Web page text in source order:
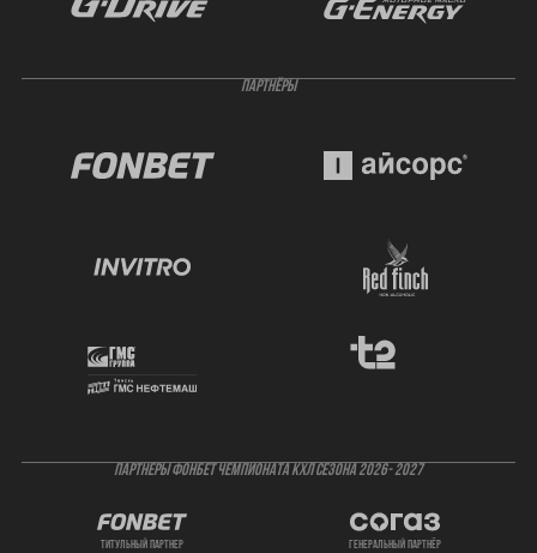
ПАРТНЁРЫ
ПАРТНЕРЫ ФОНБЕТ ЧЕМПИОНАТА КХЛ СЕЗОНА 2026- 2027
титульный партнер генеральный партнёр